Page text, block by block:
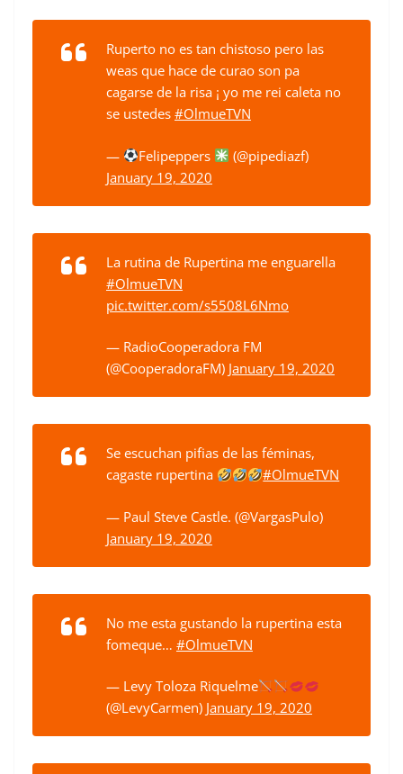
Ruperto no es tan chistoso pero las
weas que hace de curao son pa
cagarse de la risa ¡ yo me rei caleta no
se ustedes #OlmueTVN
— Felipeppers
(@pipediazf)
January 19, 2020
La rutina de Rupertina me enguarella
#OlmueTVN
pic.twitter.com/s5508L6Nmo
— RadioCooperadora FM
(@CooperadoraFM) January 19, 2020
Se escuchan pifias de las féminas,
cagaste rupertina
#OlmueTVN
— Paul Steve Castle. (@VargasPulo)
January 19, 2020
No me esta gustando la rupertina esta
fomeque… #OlmueTVN
— Levy Toloza Riquelme
(@LevyCarmen) January 19, 2020